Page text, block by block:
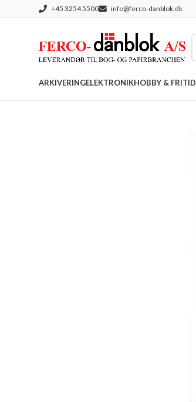
+45 3254 5500 info@ferco-danblok.dk
ARKIVERINGELEKTRONIKHOBBY & FRITID